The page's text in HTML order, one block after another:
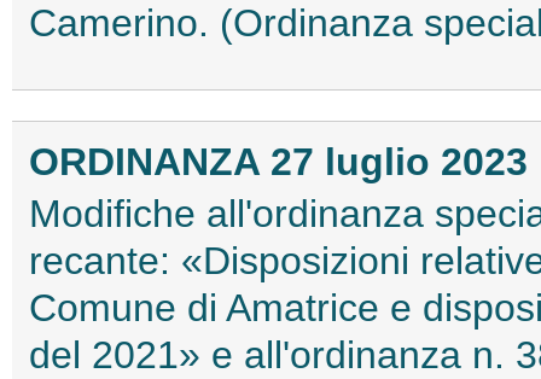
Camerino. (Ordinanza
ORDINANZA 27 luglio 2023
Modifiche all'ordinanza
recante: «Disposizioni
Comune di Amatrice e
del 2021» e all'ordinanza n.